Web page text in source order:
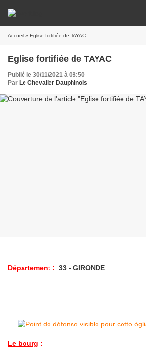
Accueil » Eglise fortifiée de TAYAC
Eglise fortifiée de TAYAC
Publié le 30/11/2021 à 08:50
Par Le Chevalier Dauphinois
Département : 33 - GIRONDE
Le bourg :